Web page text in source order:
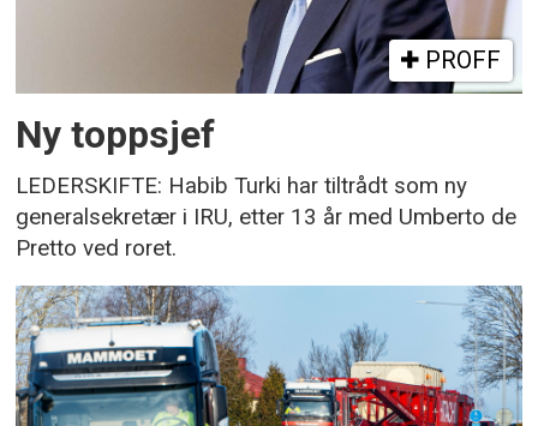
PROFF
Ny toppsjef
LEDERSKIFTE: Habib Turki har tiltrådt som ny
generalsekretær i IRU, etter 13 år med Umberto de
Pretto ved roret.